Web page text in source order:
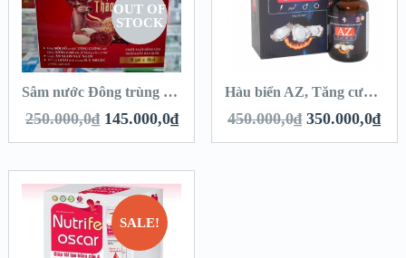
OUT OF
STOCK
Sâm nước Đông trùng hạ thảo Hộp 16 gói – Hồng Sâm Hàn Quốc
250.000,0₫ 145.000,0₫
Hàu biển AZ, Tăng cường sinh lý nam, Bổ thận Nam – Hộp 30 viên
450.000,0₫ 350.000,0₫
SALE!